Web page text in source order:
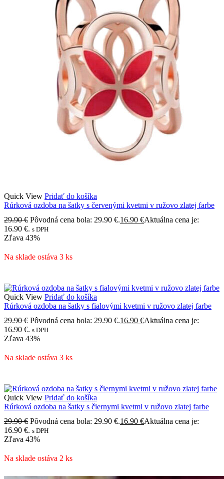
Quick View Pridať do košíka
Rúrková ozdoba na šatky s červenými kvetmi v ružovo zlatej farbe
29.90€ Pôvodná cena bola: 29.90 €.16.90 €Aktuálna cena je:
16.90 €. s DPH
Zľava 43%
Na sklade ostáva 3 ks
Quick View Pridať do košíka
Rúrková ozdoba na šatky s fialovými kvetmi v ružovo zlatej farbe
29.90€ Pôvodná cena bola: 29.90 €.16.90 €Aktuálna cena je:
16.90 €. s DPH
Zľava 43%
Na sklade ostáva 3 ks
Quick View Pridať do košíka
Rúrková ozdoba na šatky s čiernymi kvetmi v ružovo zlatej farbe
29.90€ Pôvodná cena bola: 29.90 €.16.90 €Aktuálna cena je:
16.90 €. s DPH
Zľava 43%
Na sklade ostáva 2 ks